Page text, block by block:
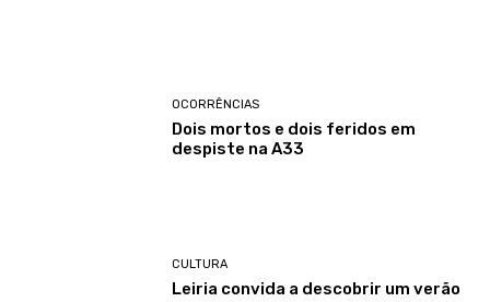
OCORRÊNCIAS
Dois mortos e dois feridos em
despiste na A33
CULTURA
Leiria convida a descobrir um verão